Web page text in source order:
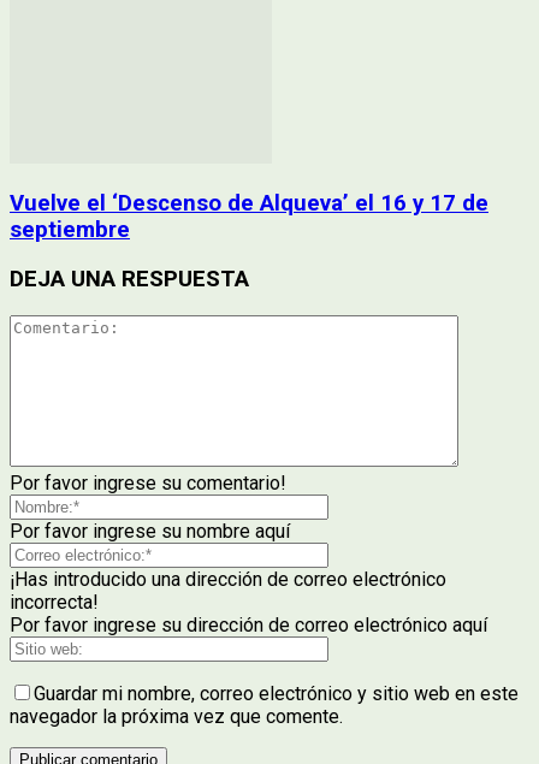
Vuelve el ‘Descenso de Alqueva’ el 16 y 17 de
septiembre
DEJA UNA RESPUESTA
Por favor ingrese su comentario!
Por favor ingrese su nombre aquí
¡Has introducido una dirección de correo electrónico
incorrecta!
Por favor ingrese su dirección de correo electrónico aquí
Guardar mi nombre, correo electrónico y sitio web en este
navegador la próxima vez que comente.